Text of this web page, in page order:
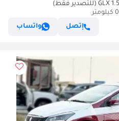
0 كيلومتر
إتصل
واتساب